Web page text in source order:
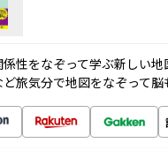
性をなぞって学ぶ新しい地
旅気分で地図をなぞって脳